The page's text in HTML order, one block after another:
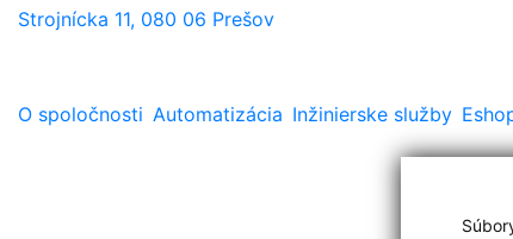
Strojnícka 11, 080 06 Prešov
O spoločnosti Automatizácia Inžinierske služby